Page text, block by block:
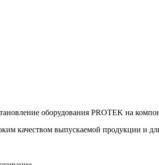
оборудования PROTEK на
качеством выпускаемой продукции и